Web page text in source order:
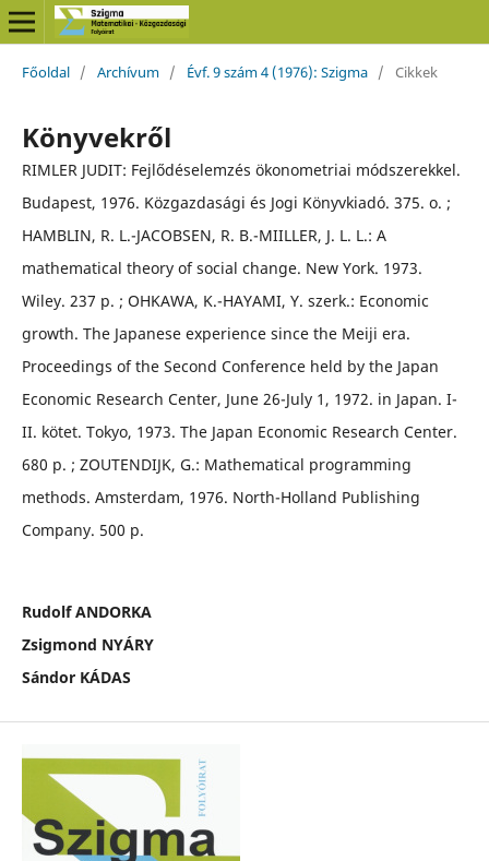
Főoldal / Archívum / Évf. 9 szám 4 (1976): Szigma / Cikkek
Könyvekről
RIMLER JUDIT: Fejlődéselemzés ökonometriai módszerekkel.
Budapest, 1976. Közgazdasági és Jogi Könyvkiadó. 375. o. ;
HAMBLIN, R. L.-JACOBSEN, R. B.-MIILLER, J. L. L.: A
mathematical theory of social change. New York. 1973.
Wiley. 237 p. ; OHKAWA, K.-HAYAMI, Y. szerk.: Economic
growth. The Japanese experience since the Meiji era.
Proceedings of the Second Conference held by the Japan
Economic Research Center, June 26-July 1, 1972. in Japan. I-
II. kötet. Tokyo, 1973. The Japan Economic Research Center.
680 p. ; ZOUTENDIJK, G.: Mathematical programming
methods. Amsterdam, 1976. North-Holland Publishing
Company. 500 p.
Rudolf ANDORKA
Zsigmond NYÁRY
Sándor KÁDAS